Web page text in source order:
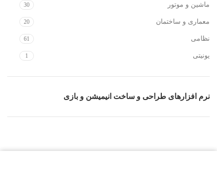
ماشین و موتور 30
معماری و ساختمان 20
نظامی 61
یونیتی 1
نرم افزارهای طراحی و ساخت انیمیشن و بازی